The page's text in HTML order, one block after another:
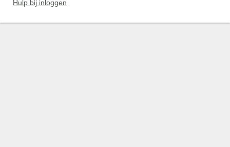
Hulp bij inloggen